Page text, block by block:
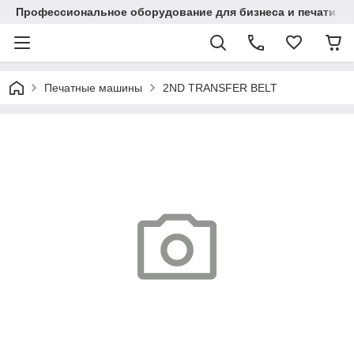
Профессиональное оборудование для бизнеса и печати в
Печатные машины 2ND TRANSFER BELT